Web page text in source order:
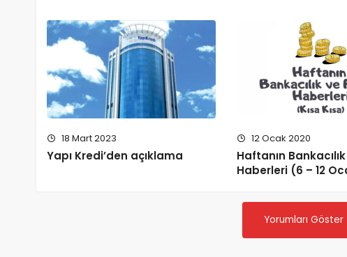
18 Mart 2023
Yapı Kredi’den açıklama
12 Ocak 2020
Haftanın
Haberleri (6 – 12
Yorumları Göster